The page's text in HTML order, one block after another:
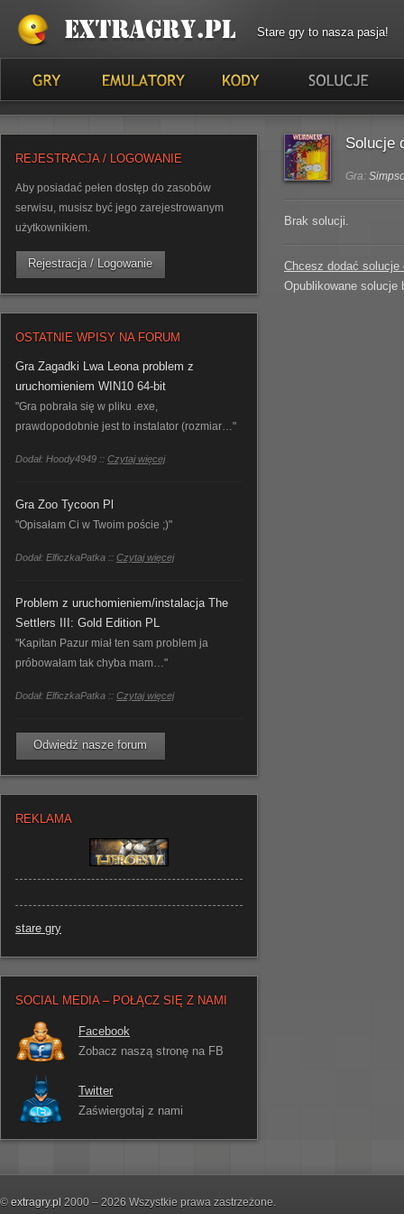
Stare gry to nasza pasja!
REJESTRACJA / LOGOWANIE
Aby posiadać pełen dostęp do zasobów
serwisu, musisz być jego zarejestrowanym
użytkownikiem.
Rejestracja / Logowanie
OSTATNIE WPISY NA FORUM
Gra Zagadki Lwa Leona problem z
uruchomieniem WIN10 64-bit
"Gra pobrała się w pliku .exe,
prawdopodobnie jest to instalator (rozmiar…"
Dodał: Hoody4949 :: Czytaj więcej
Gra Zoo Tycoon Pl
"Opisałam Ci w Twoim poście ;)"
Dodał: ElficzkaPatka :: Czytaj więcej
Problem z uruchomieniem/instalacja The
Settlers III: Gold Edition PL
"Kapitan Pazur miał ten sam problem ja
próbowałam tak chyba mam…"
Dodał: ElficzkaPatka :: Czytaj więcej
Odwiedź nasze forum
REKLAMA
stare gry
SOCIAL MEDIA – POŁĄCZ SIĘ Z NAMI
Facebook
Zobacz naszą stronę na FB
Twitter
Zaświergotaj z nami
Solucje
Gra:
Brak solucji.
Chcesz dodać solucje
Opublikowane solucje
© extragry.pl 2000 – 2026 Wszystkie prawa zastrzeżone.